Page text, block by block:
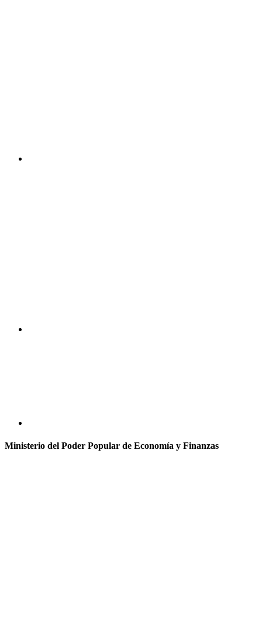
Ministerio del Poder Popular de Economía y Finanzas